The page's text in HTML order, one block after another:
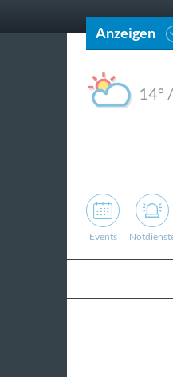
Anzeigen
14° /
Events